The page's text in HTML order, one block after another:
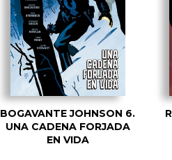
BOGAVANTE JOHNSON 6.
UNA CADENA FORJADA
EN VIDA